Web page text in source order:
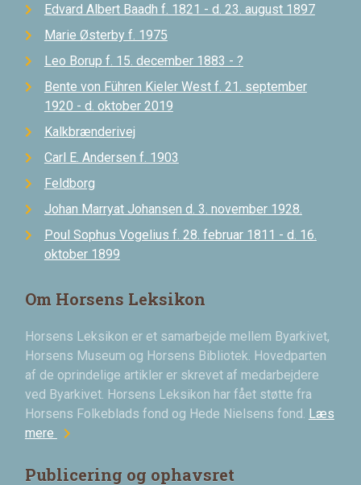
Edvard Albert Baadh f. 1821 - d. 23. august 1897
Marie Østerby f. 1975
Leo Borup f. 15. december 1883 - ?
Bente von Führen Kieler West f. 21. september
1920 - d. oktober 2019
Kalkbrænderivej
Carl E. Andersen f. 1903
Feldborg
Johan Marryat Johansen d. 3. november 1928.
Poul Sophus Vogelius f. 28. februar 1811 - d. 16.
oktober 1899
Om Horsens Leksikon
Horsens Leksikon er et samarbejde mellem Byarkivet,
Horsens Museum og Horsens Bibliotek. Hovedparten
af de oprindelige artikler er skrevet af medarbejdere
ved Byarkivet. Horsens Leksikon har fået støtte fra
Horsens Folkeblads fond og Hede Nielsens fond. Læs
mere chevron_right
Publicering og ophavsret